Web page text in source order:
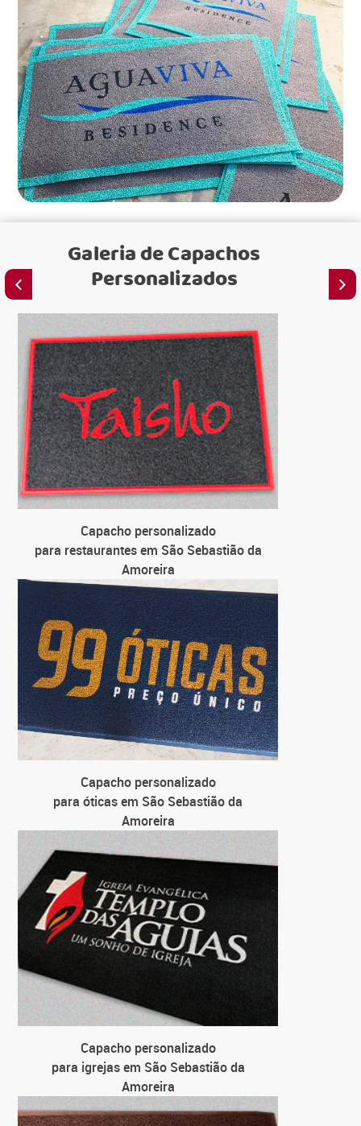
Galeria deCapachos
Personalizados
Capacho personalizado
para restaurantes em São Sebastião da
Amoreira
Capacho personalizado
para óticas em São Sebastião da
Amoreira
Capacho personalizado
para igrejas em São Sebastião da
Amoreira